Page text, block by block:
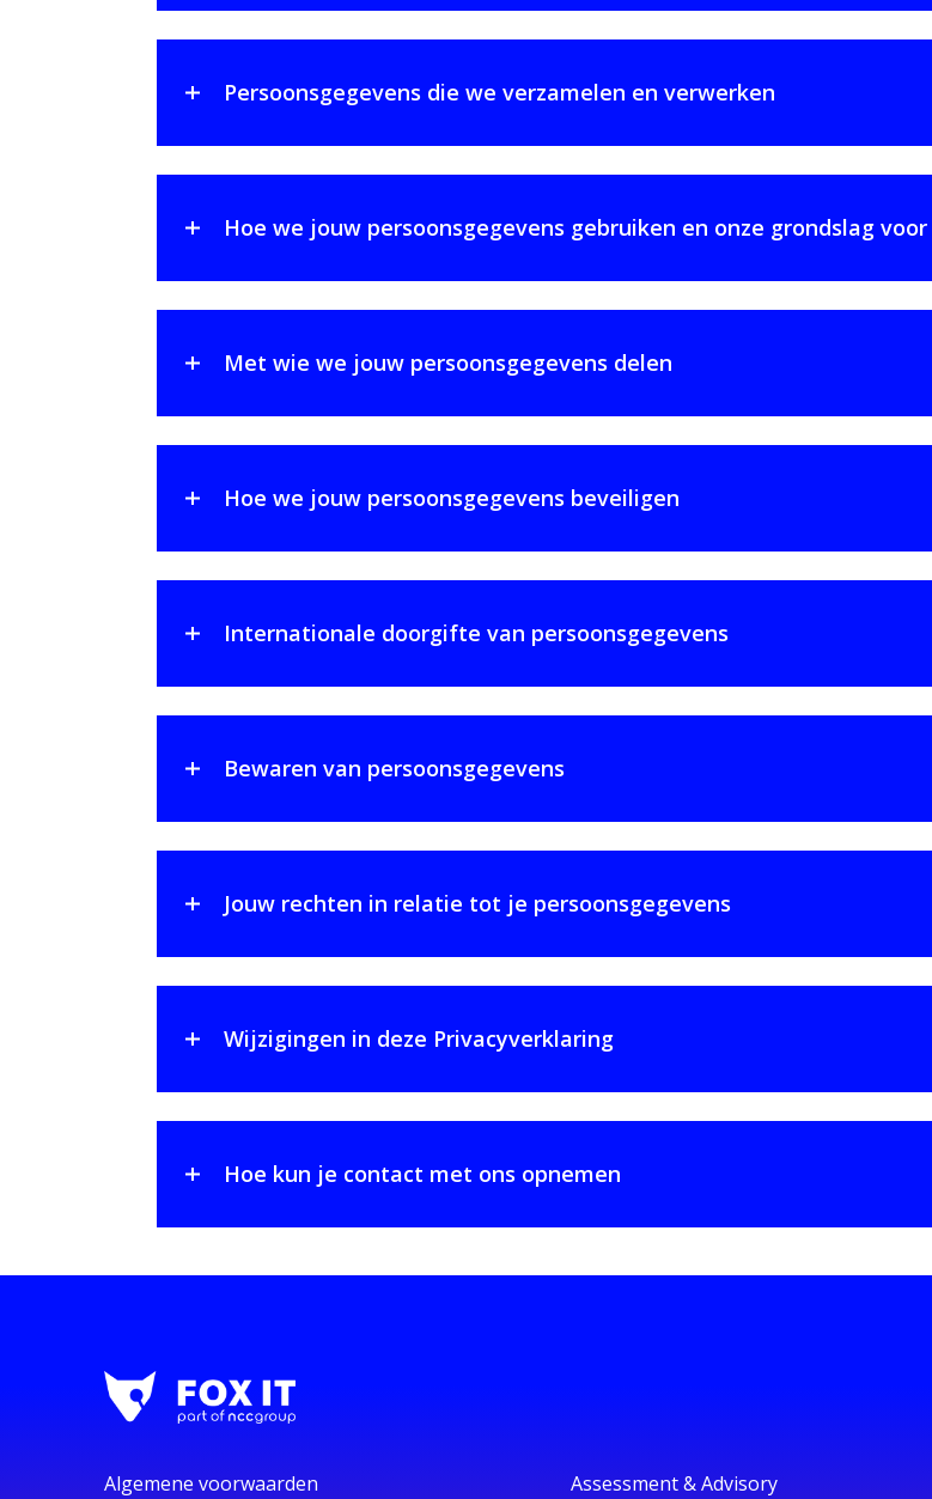
Persoonsgegevens die we verzamelen en verwerken
Hoe we jouw persoonsgegevens gebruiken en onze grondslag
Met wie we jouw persoonsgegevens delen
Hoe we jouw persoonsgegevens beveiligen
Internationale doorgifte van persoonsgegevens
Bewaren van persoonsgegevens
Jouw rechten in relatie tot je persoonsgegevens
Wijzigingen in deze Privacyverklaring
Hoe kun je contact met ons opnemen
Algemene voorwaarden Assessment & Advisory